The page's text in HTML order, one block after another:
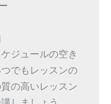
ジュールの空き
でもレッスンの
の高いレッスン